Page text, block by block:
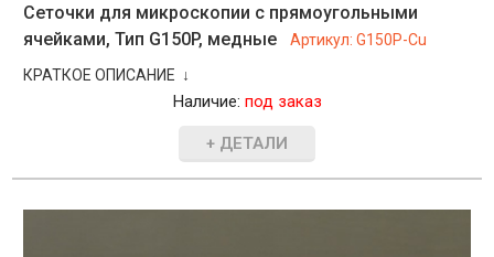
Сеточки для микроскопии с прямоугольными
ячейками, Тип G150P, медные
Артикул:G150P-Cu
КРАТКОЕ ОПИСАНИЕ ↓
Наличие: под заказ
+ ДЕТАЛИ